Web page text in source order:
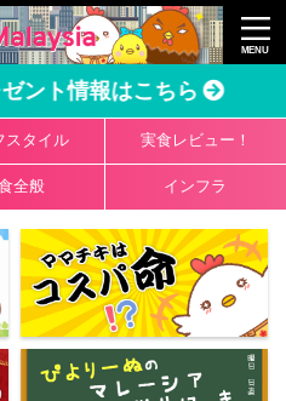
ント情報はこちら
スタイル 実食レビュー！
全般 インフラ